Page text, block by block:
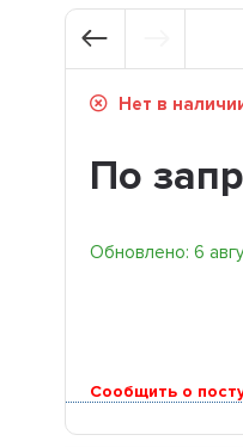
Нет в
По
Обновлено: 6
Сообщить о